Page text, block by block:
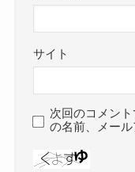
サイト
次回のコメン
の名前、メール